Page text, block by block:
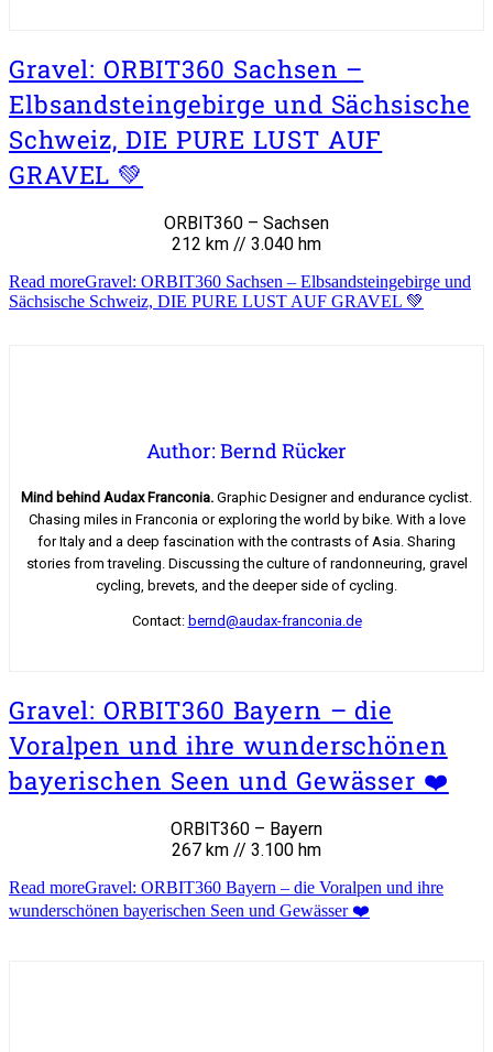
Gravel: ORBIT360 Sachsen –
Elbsandsteingebirge und Sächsische
Schweiz, DIE PURE LUST AUF
GRAVEL 💚
ORBIT360 – Sachsen
212 km // 3.040 hm
Read moreGravel: ORBIT360 Sachsen – Elbsandsteingebirge und
Sächsische Schweiz, DIE PURE LUST AUF GRAVEL 💚
Author: Bernd Rücker
Mind behind Audax Franconia. Graphic Designer and endurance cyclist.
Chasing miles in Franconia or exploring the world by bike. With a love
for Italy and a deep fascination with the contrasts of Asia. Sharing
stories from traveling. Discussing the culture of randonneuring, gravel
cycling, brevets, and the deeper side of cycling.
Contact: bernd@audax-franconia.de
Gravel: ORBIT360 Bayern – die
Voralpen und ihre wunderschönen
bayerischen Seen und Gewässer ❤️
ORBIT360 – Bayern
267 km // 3.100 hm
Read moreGravel: ORBIT360 Bayern – die Voralpen und ihre
wunderschönen bayerischen Seen und Gewässer ❤️